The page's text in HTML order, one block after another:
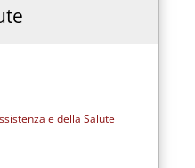
e della Salute